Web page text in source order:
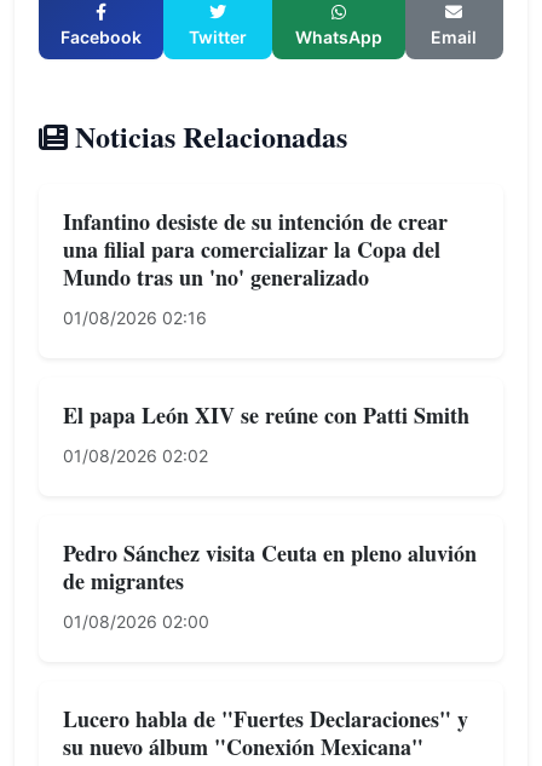
Facebook Twitter WhatsApp Email
Noticias Relacionadas
Infantino desiste de su intención de crear
una filial para comercializar la Copa del
Mundo tras un 'no' generalizado
01/08/2026 02:16
El papa León XIV se reúne con Patti Smith
01/08/2026 02:02
Pedro Sánchez visita Ceuta en pleno aluvión
de migrantes
01/08/2026 02:00
Lucero habla de "Fuertes Declaraciones" y
su nuevo álbum "Conexión Mexicana"